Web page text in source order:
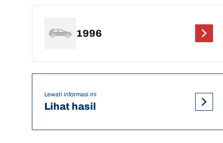
1996
Lewati informasi ini
Lihat hasil